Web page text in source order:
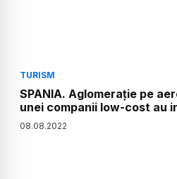
TURISM
SPANIA. Aglomerație pe
unei companii low-cost au
08.08.2022